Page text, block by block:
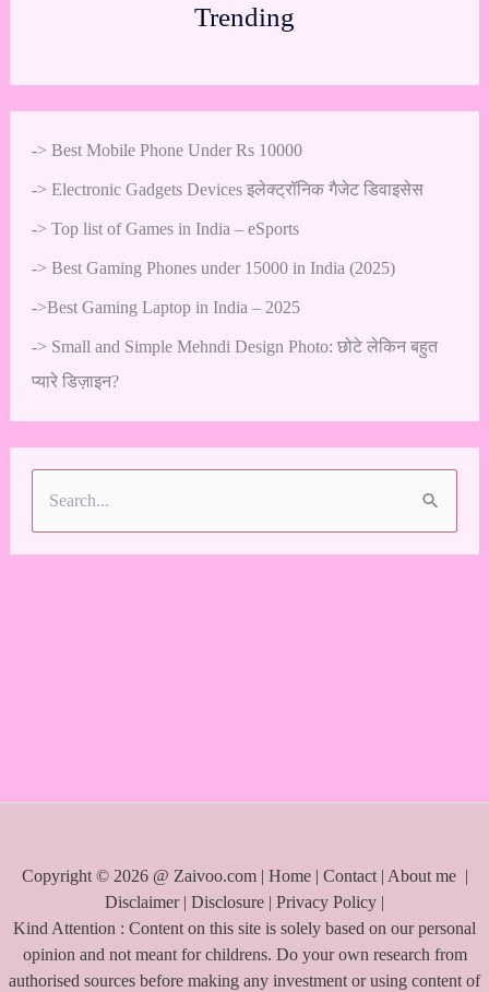
Trending
-> Best Mobile Phone Under Rs 10000
-> Electronic Gadgets Devices इलेक्ट्रॉनिक गैजेट डिवाइसेस
-> Top list of Games in India – eSports
-> Best Gaming Phones under 15000 in India (2025)
->Best Gaming Laptop in India – 2025
-> Small and Simple Mehndi Design Photo: छोटे लेकिन बहुत
प्यारे डिज़ाइन?
Copyright © 2026 @ Zaivoo.com | Home| Contact| About me |
Disclaimer| Disclosure | Privacy Policy |
Kind Attention : Content on this site is solely based on our personal
opinion and not meant for childrens. Do your own research from
authorised sources before making any investment or using content of